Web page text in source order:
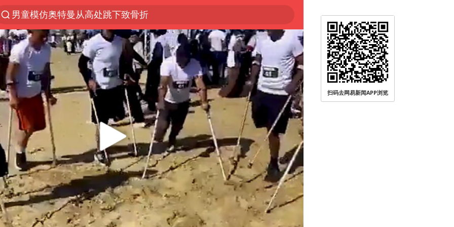
男童模仿奥特曼从高处跳下致骨折
峰哥 汪海林
河南潜逃10日重大刑案嫌疑人落网
西湖突现狂风暴雨 游客瞬间被浇透
金饰克价一夜涨回1300元
视频丨中国东方电气集团原党组副书记、董事宋致远被查
梁家辉：到内地拍戏不是北上是回归
白海豚将正面袭击贯穿浙江
酒店回应车内过夜被收150元
牛津大学一纸声明甩不了锅
香港宏福苑火灾或由烟头引起
扫码去网易新闻APP浏览